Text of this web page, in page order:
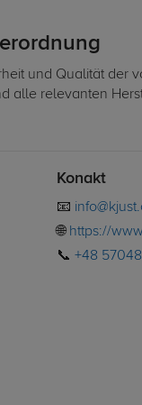
und Qualität der
alle relevanten
Konakt
📧
🌐 https://
📞 +48